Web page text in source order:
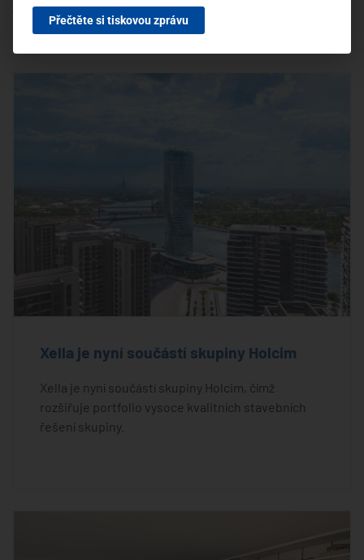
Mohlo by vás zajímat
Xella je nyní součástí skupiny Holcim
Xella je nyní součástí skupiny Holcim, čímž
rozšiřuje portfolio vysoce kvalitních stavebních
řešení skupiny.
Přečtěte si tiskovou zprávu